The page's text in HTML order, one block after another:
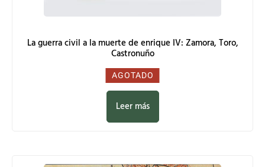
La guerra civil a la muerte de enrique IV: Zamora, Toro,
Castronuño
0,00 €
AGOTADO
Leer más